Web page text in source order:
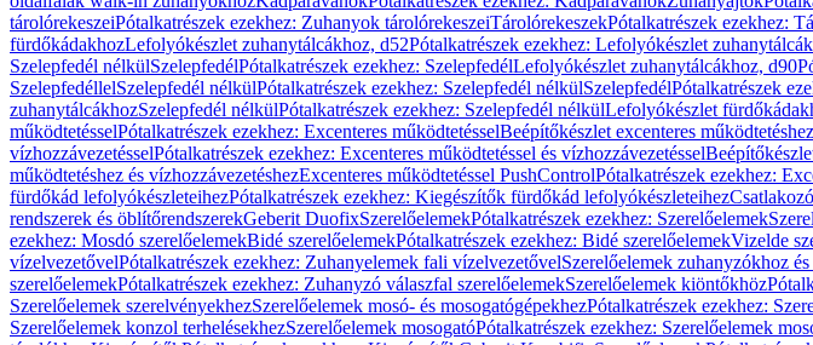
tárolórekeszeiPótalkatrészek ezekhez: Zuhanyok tárolórekeszeiTárolórekeszekPótalkatrészek ezekhez:
fürdőkádakhozLefolyókészlet zuhanytálcákhoz, d52Pótalkatrészek ezekhez: Lefolyókészlet
Szelepfedél nélkülSzelepfedélPótalkatrészek ezekhez: SzelepfedélLefolyókészlet zuhanytálcákhoz, d90
SzelepfedéllelSzelepfedél nélkülPótalkatrészek ezekhez: Szelepfedél nélkülSzelepfedélPótalkatrészek
zuhanytálcákhozSzelepfedél nélkülPótalkatrészek ezekhez: Szelepfedél nélkülLefolyókészlet
működtetésselPótalkatrészek ezekhez: Excenteres működtetésselBeépítőkészlet excenteres működtetéshez
vízhozzávezetésselPótalkatrészek ezekhez: Excenteres működtetéssel és vízhozzávezetéssel
működtetéshez és vízhozzávezetéshezExcenteres működtetéssel PushControlPótalkatrészek ezekhez:
fürdőkád lefolyókészleteihezPótalkatrészek ezekhez: Kiegészítők fürdőkád lefolyókészleteihez
rendszerek és öblítőrendszerekGeberit DuofixSzerelőelemekPótalkatrészek ezekhez: Szerelőelemek
ezekhez: Mosdó szerelőelemekBidé szerelőelemekPótalkatrészek ezekhez: Bidé szerelőelemekVizelde
vízelvezetővelPótalkatrészek ezekhez: Zuhanyelemek fali vízelvezetővelSzerelőelemek zuhanyzókhoz
szerelőelemekPótalkatrészek ezekhez: Zuhanyzó válaszfal szerelőelemekSzerelőelemek kiöntőkhöz
Szerelőelemek szerelvényekhezSzerelőelemek mosó- és mosogatógépekhezPótalkatrészek ezekhez:
Szerelőelemek konzol terhelésekhezSzerelőelemek mosogatóPótalkatrészek ezekhez: Szerelőelemek